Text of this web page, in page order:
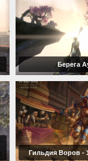
Берега
Гильдия Воров -